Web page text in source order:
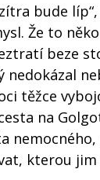
bude
Že to
beze
těžce
na
kterou